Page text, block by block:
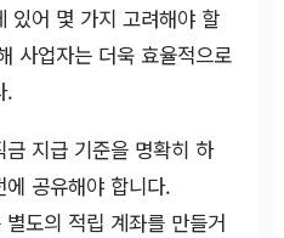
있어 몇 가지 고려해야 할
사업자는 더욱 효율적으로
.
금 지급 기준을 명확히 하
공유해야 합니다.
별도의 적립 계좌를 만들거